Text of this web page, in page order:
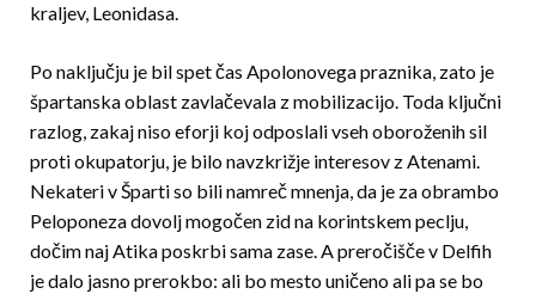
kraljev, Leonidasa.
Po naključju je bil spet čas Apolonovega praznika, zato je
špartanska oblast zavlačevala z mobilizacijo. Toda ključni
razlog, zakaj niso eforji koj odposlali vseh oboroženih sil
proti okupatorju, je bilo navzkrižje interesov z Atenami.
Nekateri v Šparti so bili namreč mnenja, da je za obrambo
Peloponeza dovolj mogočen zid na korintskem peclju,
dočim naj Atika poskrbi sama zase. A preročišče v Delfih
je dalo jasno prerokbo: ali bo mesto uničeno ali pa se bo